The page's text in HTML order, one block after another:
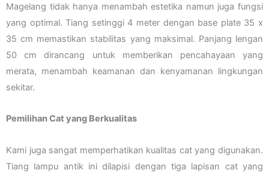
Magelang tidak hanya menambah estetika namun juga fungsi
yang optimal. Tiang setinggi 4 meter dengan base plate 35 x
35 cm memastikan stabilitas yang maksimal. Panjang lengan
50 cm dirancang untuk memberikan pencahayaan yang
merata, menambah keamanan dan kenyamanan lingkungan
sekitar.
Pemilihan Cat yang Berkualitas
Kami juga sangat memperhatikan kualitas cat yang digunakan.
Tiang lampu antik ini dilapisi dengan tiga lapisan cat yang